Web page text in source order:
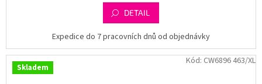
DETAIL
Expedice do 7 pracovních dnů od objednávky
Skladem
Kód: CW6896 463/XL